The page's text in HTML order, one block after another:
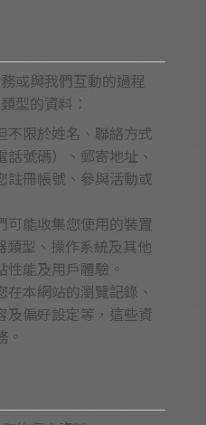
或與我們互動的過程
型的資料：
不限於姓名、聯絡方式
話號碼）、郵寄地址、
註冊帳號、參與活動或
可能收集您使用的裝置
類型、操作系統及其他
能及用戶體驗。
在本網站的瀏覽記錄、
及偏好設定等，這些資
。